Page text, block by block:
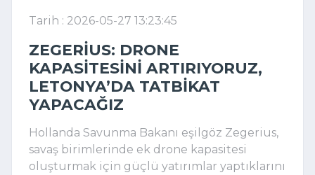
Tarih : 2026-05-27 13:23:45
ZEGERIUS: DRONE
KAPASITESINI ARTIRIYORUZ,
LETONYA’DA TATBIKAT
YAPACAĞIZ
Hollanda Savunma Bakanı eşilgöz Zegerius,
savaş birimlerinde ek drone kapasitesi
oluşturmak için güçlü yatırımlar yaptıklarını